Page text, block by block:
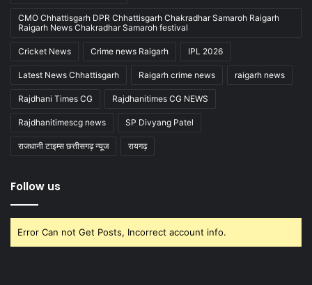
CMO Chhattisgarh DPR Chhattisgarh Chakradhar Samaroh Raigarh
Raigarh News Chakradhar Samaroh festival
Cricket News Crime news Raigarh IPL 2026
Latest News Chhattisgarh Raigarh crime news raigarh news
Rajdhani Times CG Rajdhanitimes CG NEWS
Rajdhanitimescg news SP Divyang Patel
राजधानी टाइम्स छत्तीसगढ़ न्यूज रायगढ़
Follow us
Error Can not Get Posts, Incorrect account info.